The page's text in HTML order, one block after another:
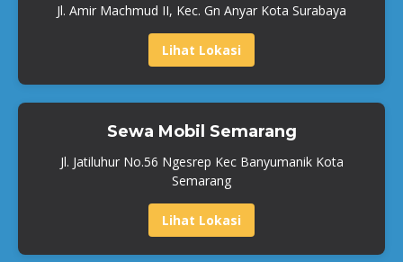
Jl. Amir Machmud II, Kec. Gn Anyar Kota Surabaya
Lihat Lokasi
Sewa Mobil Semarang
Jl. Jatiluhur No.56 Ngesrep Kec Banyumanik Kota
Semarang
Lihat Lokasi